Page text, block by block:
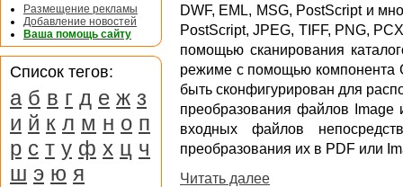
DWF, EML, MSG, PostScript и
PostScript, JPEG, TIFF, PNG,
помощью сканирования
режиме с помощью компонента
быть сконфигурирован для
преобразования файлов Image
входных файлов
преобразования их в PDF или
Читать далее
Размещение рекламы
Добавление новостей
Ваша помощь сайту
Список тегов:
а б в г д е ж з
и й к л м н о п
р с т у ф х ц ч
ш э ю я